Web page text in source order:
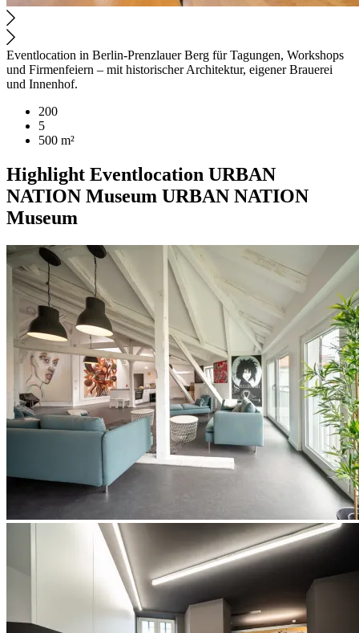
Eventlocation in Berlin-Prenzlauer Berg für Tagungen, Workshops
und Firmenfeiern – mit historischer Architektur, eigener Brauerei
und Innenhof.
200
5
500 m²
Highlight Eventlocation URBAN
NATION Museum URBAN NATION
Museum